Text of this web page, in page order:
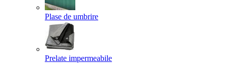
Plase de umbrire
Prelate impermeabile